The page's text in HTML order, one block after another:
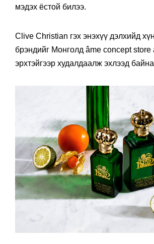
мэдэх ёстой билээ.
Clive Christian гэх энэхүү дэлхийд
брэндийг Монголд âme concept
эрхтэйгээр худалдаалж эхлээд